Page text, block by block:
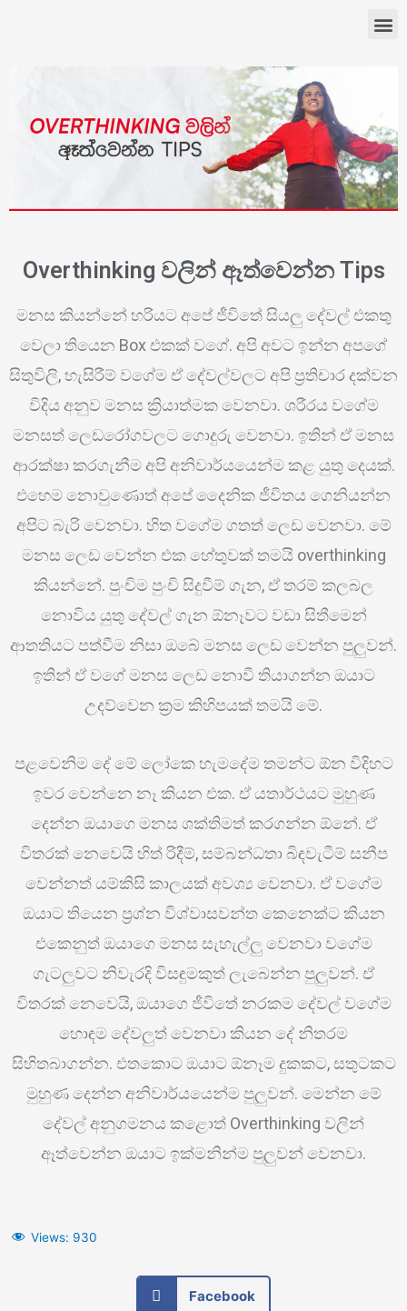
Overthinking වලින් ඈත්වෙන්න Tips
මනස කියන්නේ හරියට අපේ ජීවිතේ සියලු දේවල් එකතු
වෙලා තියෙන Box එකක් වගේ. අපි අවට ඉන්න අපගේ
සිතුවිලි, හැසිරීම් වගේම ඒ දේවල්වලට අපි ප්‍රතිචාර දක්වන
විදිය අනුව මනස ක්‍රියාත්මක වෙනවා. ශරීරය වගේම
මනසත් ලෙඩරෝගවලට ගොදුරු වෙනවා. ඉතින් ඒ මනස
ආරක්ෂා කරගැනීම අපි අනිවාර්යයෙන්ම කළ යුතු දෙයක්.
එහෙම නොවුණොත් අපේ දෛනික ජීවිතය ගෙනියන්න
අපිට බැරි වෙනවා. හිත වගේම ගතත් ලෙඩ වෙනවා. මේ
මනස ලෙඩ වෙන්න එක හේතුවක් තමයි overthinking
කියන්නේ. පුංචිම පුංචි සිදුවීම් ගැන, ඒ තරම් කලබල
නොවිය යුතු දේවල් ගැන ඕනෑවට වඩා සිතීමෙන්
ආතතියට පත්වීම නිසා ඔබේ මනස ලෙඩ වෙන්න පුලුවන්.
ඉතින් ඒ වගේ මනස ලෙඩ නොවී තියාගන්න ඔයාට
උදව්වෙන ක්‍රම කිහිපයක් තමයි මේ.
පළවෙනිම දේ මේ ලෝකෙ හැමදේම තමන්ට ඕන විදිහට
ඉවර වෙන්නෙ නෑ කියන එක. ඒ යතාර්ථයට මුහුණ
දෙන්න ඔයාගෙ මනස ශක්තිමත් කරගන්න ඕනේ. ඒ
විතරක් නෙවෙයි හිත් රිදීම්, සම්බන්ධතා බිඳවැටීම් සනීප
වෙන්නත්‍ යම්කිසි කාලයක් අවශ්‍ය වෙනවා. ඒ වගේම
ඔයාට තියෙන ප්‍රශ්න විශ්වාසවන්ත කෙනෙක්ට කියන
එකෙනුත් ඔයාගෙ මනස සැහැල්ලු වෙනවා වගේම
ගැටලුවට නිවැරදි විසඳුමකුත් ලැබෙන්න පුලුවන්. ඒ
විතරක් නෙවෙයි, ඔයාගෙ ජීවිතේ නරකම දේවල් වගේම
හොඳම දේවලුත් වෙනවා කියන දේ නිතරම
සිහිතබාගන්න. එතකොට ඔයාට ඕනෑම දුකකට, සතුටකට
මුහුණ දෙන්න අනිවාර්යයෙන්ම පුලුවන්. මෙන්න මේ
දේවල් අනුගමනය කළොත් Overthinking වලින්
ඈත්වෙන්න ඔයාට ඉක්මනින්ම පුලුවන් වෙනවා.
Views: 930
Facebook